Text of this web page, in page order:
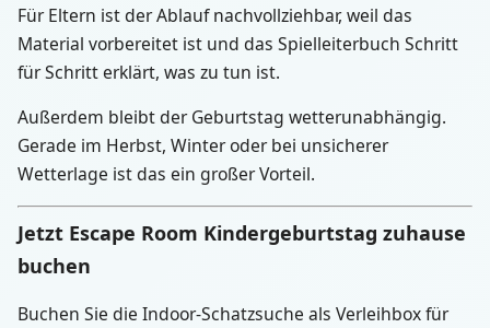
Für Eltern ist der Ablauf nachvollziehbar, weil das
Material vorbereitet ist und das Spielleiterbuch Schritt
für Schritt erklärt, was zu tun ist.
Außerdem bleibt der Geburtstag wetterunabhängig.
Gerade im Herbst, Winter oder bei unsicherer
Wetterlage ist das ein großer Vorteil.
Jetzt Escape Room Kindergeburtstag zuhause
buchen
Buchen Sie die Indoor-Schatzsuche als Verleihbox für